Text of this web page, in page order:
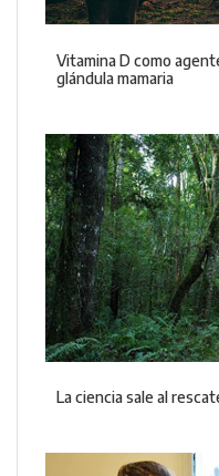
Vitamina D como
glándula mamaria
La ciencia sale al